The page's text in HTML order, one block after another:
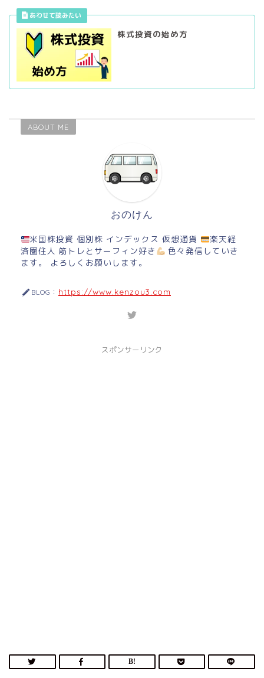
株式投資の始め方
ABOUT ME
おのけん
米国株投資 個別株 インデックス 仮想通貨
楽天経
済圏住人 筋トレとサーフィン好き
色々発信していき
ます。 よろしくお願いします。
BLOG： https://www.kenzou3.com
スポンサーリンク